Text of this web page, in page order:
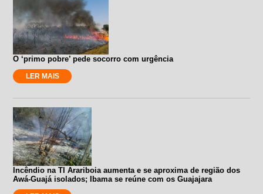
O ‘primo pobre’ pede socorro com urgência
LER MAIS
Incêndio na TI Arariboia aumenta e se aproxima de região dos
Awá-Guajá isolados; Ibama se reúne com os Guajajara